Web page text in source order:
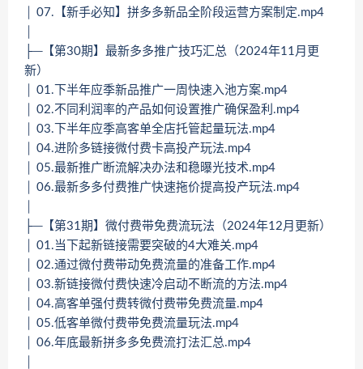
│ 07.【新手必知】拼多多新品全阶段运营方案制定.mp4
├─【第30期】最新多多推广技巧汇总（2024年11月更
新）
│ 01.下半年应季新品推广一周快速入池方案.mp4
│ 02.不同利润率的产品如何设置推广确保盈利.mp4
│ 03.下半年应季高客单全店托管起量玩法.mp4
│ 04.进阶多链接微付费卡高投产玩法.mp4
│ 05.最新推广断流解决办法和稳曝光技术.mp4
│ 06.最新多多付费推广快速拖价提高投产玩法.mp4
├─【第31期】微付费带免费流玩法（2024年12月更新）
│ 01.当下起新链接需要突破的4大难关.mp4
│ 02.通过微付费带动免费流量的准备工作.mp4
│ 03.新链接微付费快速冷启动不断流的方法.mp4
│ 04.高客单强付费转微付费带免费流量.mp4
│ 05.低客单微付费带免费流量玩法.mp4
│ 06.年底最新拼多多免费流打法汇总.mp4